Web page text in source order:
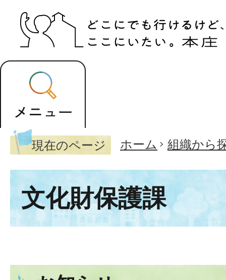
現在のページ ホーム 組織から
文化財保護課